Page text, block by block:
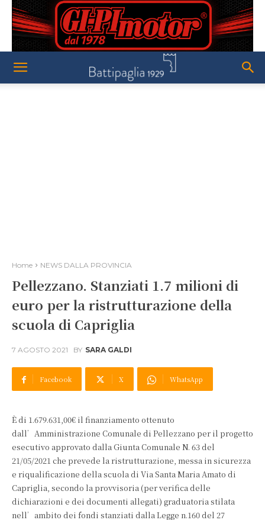
Home NEWS DALLA PROVINCIA
Pellezzano. Stanziati 1.7 milioni di
euro per la ristrutturazione della
scuola di Capriglia
7 AGOSTO 2021 BY SARA GALDI
Facebook X WhatsApp
È di 1.679.631,00€ il finanziamento ottenuto
dall’Amministrazione Comunale di Pellezzano per il progetto
esecutivo approvato dalla Giunta Comunale N. 63 del
21/05/2021 che prevede la ristrutturazione, messa in sicurezza
e riqualificazione della scuola di Via Santa Maria Amato di
Capriglia, secondo la provvisoria (per verifica delle
dichiarazioni e dei documenti allegati) graduatoria stilata
nell’ambito dei fondi stanziati dalla Legge n.160 del 27